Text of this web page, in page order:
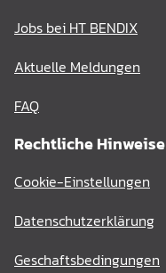
Jobs bei HT BENDIX
Aktuelle Meldungen
FAQ
Rechtliche Hinweise
Cookie-Einstellungen
Datenschutzerklärung
Geschaftsbedingungen